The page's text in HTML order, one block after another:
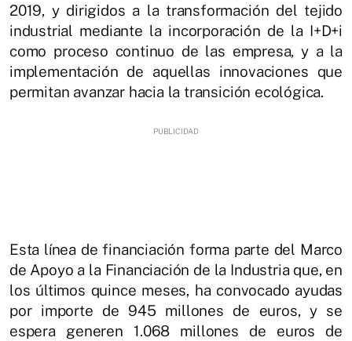
2019, y dirigidos a la transformación del tejido
industrial mediante la incorporación de la I+D+i
como proceso continuo de las empresa, y a la
implementación de aquellas innovaciones que
permitan avanzar hacia la transición ecológica.
Esta línea de financiación forma parte del Marco
de Apoyo a la Financiación de la Industria que, en
los últimos quince meses, ha convocado ayudas
por importe de 945 millones de euros, y se
espera generen 1.068 millones de euros de